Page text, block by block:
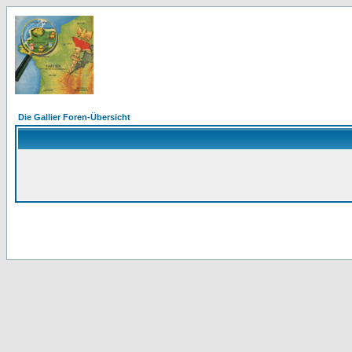
Die Gallier Foren-Übersicht